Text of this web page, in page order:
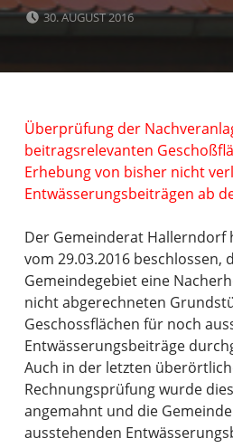
POSTED ON:
30. AUGUST 2016
Überprüfung der
beitragsrelevanten
Erhebung von bisher nicht
Entwässerungsbeiträgen ab
Der Gemeinderat Hallerndorf
vom 29.03.2016 beschlossen,
Gemeindegebiet eine
nicht abgerechneten
Geschossflächen für noch
Entwässerungsbeiträge
Auch in der letzten
Rechnungsprüfung wurde
angemahnt und die
ausstehenden